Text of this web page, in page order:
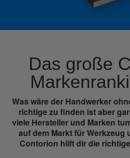
Das große
Was wäre der Handwerker
richtige zu finden ist aber
viele Hersteller und Marken
auf dem Markt für Werkzeug
Contorion hilft dir die